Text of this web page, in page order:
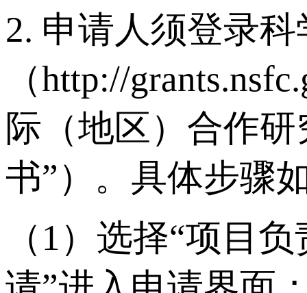
2. 申请人须登录
（http://
际（地区）合作
书”）。具体步骤
（1）选择“项目